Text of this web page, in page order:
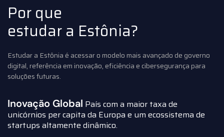
Por que
estudar a Estônia?
Estudar a Estônia é acessar o modelo mais avançado de governo
digital, referência em inovação, eficiência e cibersegurança para
soluções futuras.
Inovação Global País com a maior taxa de
unicórnios per capita da Europa e um ecossistema de
startups altamente dinâmico.